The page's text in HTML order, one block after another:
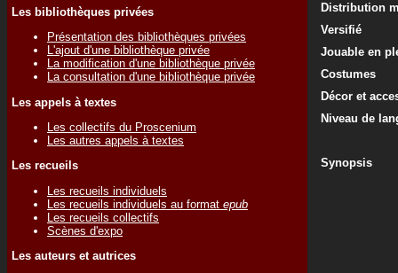
Les bibliothèques privées
Présentation des bibliothèques privées
L'ajout d'une bibliothèque privée
La modification d'une bibliothèque privée
La consultation d'une bibliothèque privée
Les appels à textes
Les collectifs du Proscenium
Les autres appels à textes
Les recueils
Les recueils individuels
Les recueils individuels au format epub
Les recueils collectifs
Scènes d'expo
Les auteurs et autrices
Distribution
Versifié
Jouable en
Costumes
Décor et
Niveau de
Synopsis